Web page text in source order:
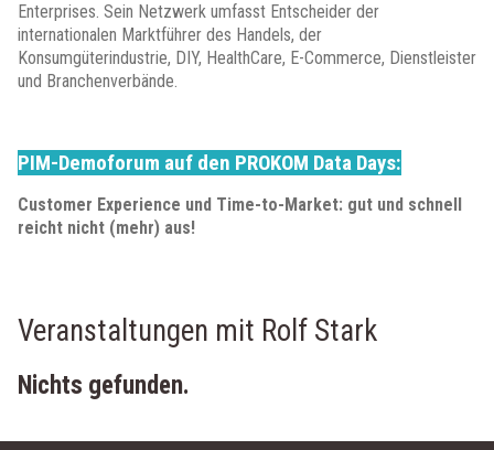
Enterprises. Sein Netzwerk umfasst Entscheider der
internationalen Marktführer des Handels, der
Konsumgüterindustrie, DIY, HealthCare, E-Commerce, Dienstleister
und Branchenverbände.
PIM-Demoforum auf den PROKOM Data Days:
Customer Experience und Time-to-Market: gut und schnell
reicht nicht (mehr) aus!
Veranstaltungen mit Rolf Stark
Nichts gefunden.